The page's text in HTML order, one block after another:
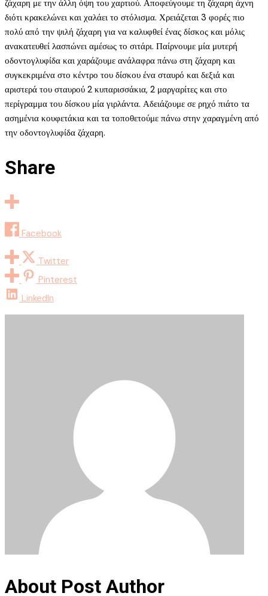
ζάχαρη με την άλλη όψη του χαρτιού. Αποφεύγουμε τη ζάχαρη άχνη
διότι κρακελώνει και χαλάει το στόλισμα. Χρειάζεται 3 φορές πιο
πολύ από την ψιλή ζάχαρη για να καλυφθεί ένας δίσκος και μόλις
ανακατευθεί λασπώνει αμέσως το σιτάρι. Παίρνουμε μία μυτερή
οδοντογλυφίδα και χαράζουμε ανάλαφρα πάνω στη ζάχαρη και
συγκεκριμένα στο κέντρο του δίσκου ένα σταυρό και δεξιά και
αριστερά του σταυρού 2 κυπαρισσάκια, 2 μαργαρίτες και στο
περίγραμμα του δίσκου μία γιρλάντα. Αδειάζουμε σε ρηχό πιάτο τα
ασημένια κουφετάκια και τα τοποθετούμε πάνω στην χαραγμένη από
την οδοντογλυφίδα ζάχαρη.
Share
Facebook
Twitter
Pinterest
LinkedIn
About Post Author